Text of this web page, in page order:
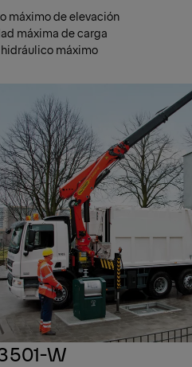
máximo de elevación
máxima de carga
máximo
W